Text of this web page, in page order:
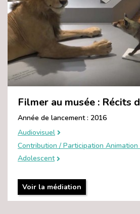
Filmer au musée : Récits
Année de lancement : 2016
Audiovisuel
Contribution / Participation
Adolescent
Voir la médiation